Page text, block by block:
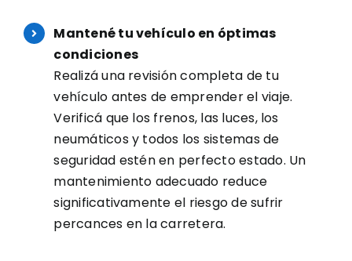
Mantené tu vehículo en óptimas
condiciones
Realizá una revisión completa de tu
vehículo antes de emprender el viaje.
Verificá que los frenos, las luces, los
neumáticos y todos los sistemas de
seguridad estén en perfecto estado. Un
mantenimiento adecuado reduce
significativamente el riesgo de sufrir
percances en la carretera.